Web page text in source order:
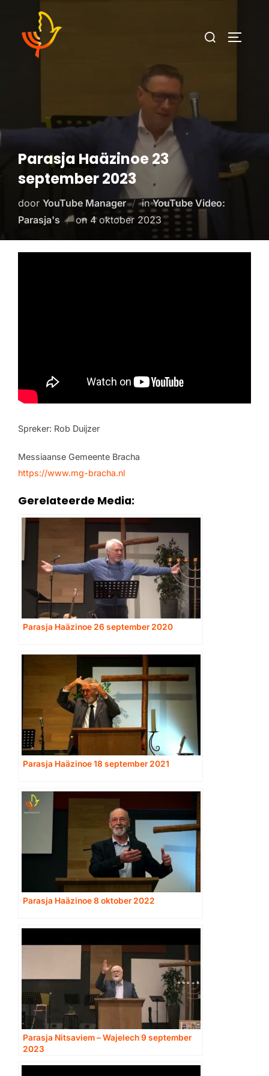
Parasja Haäzinoe 23
september 2023
door YouTube Manager inYouTube Video:
Parasja's
on 4 oktober 2023
Spreker: Rob Duijzer
Messiaanse Gemeente Bracha
https://www.mg-bracha.nl
Gerelateerde Media:
Parasja Haäzinoe 26 september 2020
Parasja Haäzinoe 18 september 2021
Parasja Haäzinoe 8 oktober 2022
Parasja Nitsaviem – Wajelech 9 september
2023